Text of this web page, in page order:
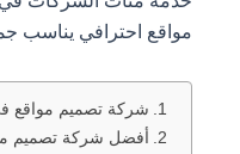
مواقع احترافي يناسب
شركة تصميم مواقع في
أفضل شركة تصميم